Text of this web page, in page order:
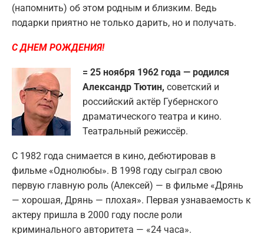
(напомнить) об этом родным и близким. Ведь
подарки приятно не только дарить, но и получать.
С ДНЕМ РОЖДЕНИЯ!
= 25 ноября 1962 года — родился
Александр Тютин, советский и
российский актёр Губернского
драматического театра и кино.
Театральный режиссёр.
С 1982 года снимается в кино, дебютировав в
фильме «Однолюбы». В 1998 году сыграл свою
первую главную роль (Алексей) — в фильме «Дрянь
— хорошая, Дрянь — плохая». Первая узнаваемость к
актеру пришла в 2000 году после роли
криминального авторитета — «24 часа».